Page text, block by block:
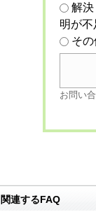
解
明が
そ
お問い
関連するFAQ